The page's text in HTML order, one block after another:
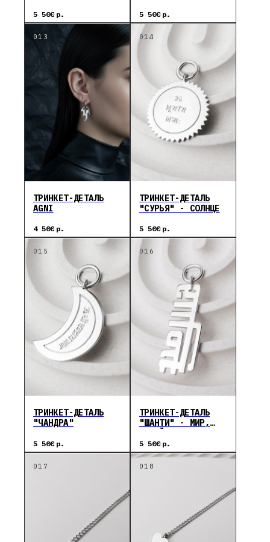
5 500 р. 5 500 р.
ТРИНКЕТ-ДЕТАЛЬ
AGNI
4 500 р.
ТРИНКЕТ-ДЕТАЛЬ
"СУРЬЯ" - СОЛНЦЕ
5 500 р.
ТРИНКЕТ-ДЕТАЛЬ
"ЧАНДРА"
5 500 р.
ТРИНКЕТ-ДЕТАЛЬ
"ШАНТИ" - МИР,
5 500 р.